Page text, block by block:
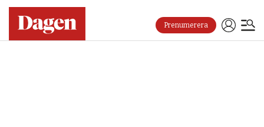
Prenumerera